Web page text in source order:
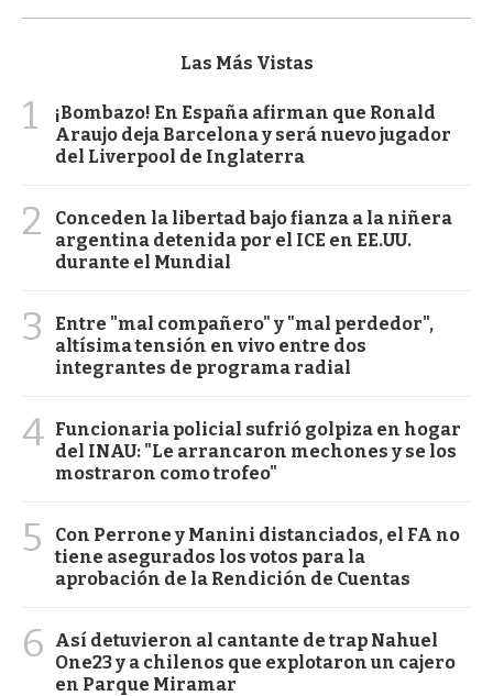
Las Más Vistas
1
¡Bombazo! En España afirman que Ronald
Araujo deja Barcelona y será nuevo jugador
del Liverpool de Inglaterra
2
Conceden la libertad bajo fianza a la niñera
argentina detenida por el ICE en EE.UU.
durante el Mundial
3
Entre "mal compañero" y "mal perdedor",
altísima tensión en vivo entre dos
integrantes de programa radial
4 Funcionaria policial sufrió golpiza en hogar
del INAU: "Le arrancaron mechones y se los
mostraron como trofeo"
5
Con Perrone y Manini distanciados, el FA no
tiene asegurados los votos para la
aprobación de la Rendición de Cuentas
6
Así detuvieron al cantante de trap Nahuel
One23 y a chilenos que explotaron un cajero
en Parque Miramar